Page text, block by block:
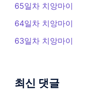
65일차 치앙마이
64일차 치앙마이
63일차 치앙마이
최신 댓글